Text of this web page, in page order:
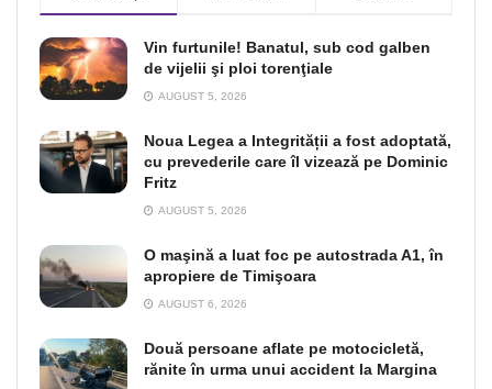
Vin furtunile! Banatul, sub cod galben
de vijelii şi ploi torenţiale
AUGUST 5, 2026
Noua Legea a Integrității a fost adoptată,
cu prevederile care îl vizează pe Dominic
Fritz
AUGUST 5, 2026
O maşină a luat foc pe autostrada A1, în
apropiere de Timişoara
AUGUST 6, 2026
Două persoane aflate pe motocicletă,
rănite în urma unui accident la Margina